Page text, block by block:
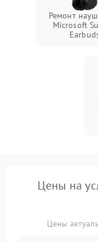
Ремонт
Microsoft
Цены на
Цены